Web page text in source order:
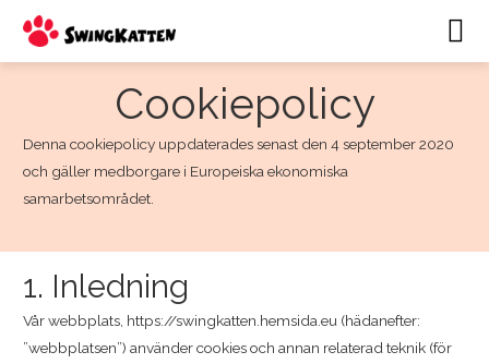
Hoppa
innehåll
Cookiepolicy
Denna cookiepolicy uppdaterades senast den 4 september 2020
och gäller medborgare i Europeiska ekonomiska
samarbetsområdet.
1. Inledning
Vår webbplats, https://swingkatten.hemsida.eu (hädanefter:
”webbplatsen”) använder cookies och annan relaterad teknik (för